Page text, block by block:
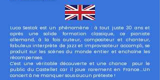
Luca Sestak est un phénomène : à tout juste 30 ans et
après une solide formation classique, ce pianiste
allemand, à la fois auteur, compositeur et chanteur,
fabuleux interprète de jazz et improvisateur accompli, se
produit sur les scènes du monde entier et enchaîne les
récompenses.
C'est une véritable découverte et une chance pour le
public du Castellet car il joue rarement en France….Un
concert à ne manquer sous aucun prétexte !